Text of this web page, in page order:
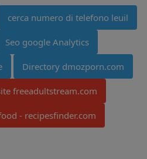
cerca numero di telefono leuil
Seo google Analytics
Directory dmozporn.com
freeadultstream.com
- recipesfinder.com